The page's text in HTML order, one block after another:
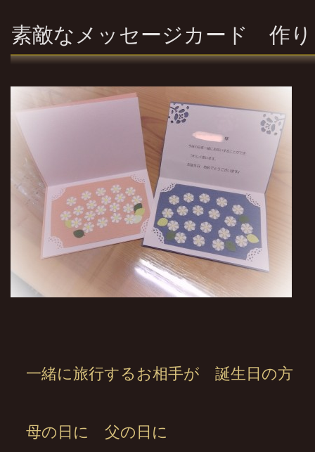
素敵なメッセージカード 作
一緒に旅行するお相手が 誕生日の方
母の日に 父の日に